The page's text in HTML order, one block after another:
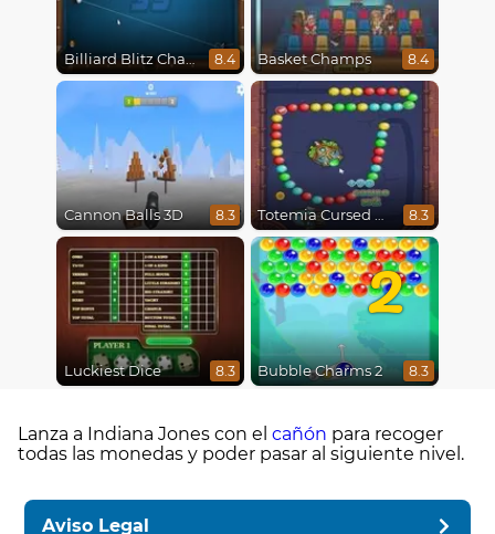
Billiard Blitz Challenge 8.4 Basket Champs 8.4
Cannon Balls 3D 8.3 Totemia Cursed Marbles 8.3
Luckiest Dice 8.3
2
Bubble Charms 2 8.3
Lanza a Indiana Jones con el cañón para recoger
todas las monedas y poder pasar al siguiente nivel.
Aviso Legal